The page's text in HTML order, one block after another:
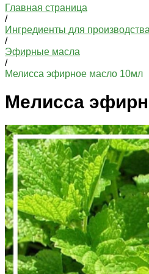
Главная страница
/
Ингредиенты для
/
Эфирные масла
/
Мелисса эфирное масло 10мл
Мелисса